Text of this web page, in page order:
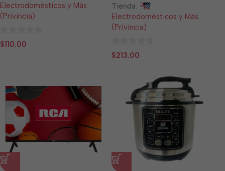
Electrodomésticos y Más
(Privincia)
0
$110.00
Tienda:
Electrodomésticos y Más
(Privincia)
0
$213.00